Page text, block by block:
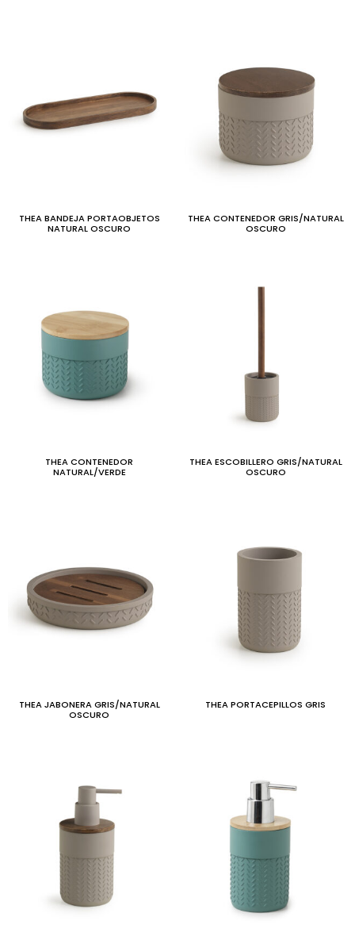
THEA BANDEJA PORTAOBJETOS
NATURAL OSCURO
THEA CONTENEDOR GRIS/NATURAL
OSCURO
THEA CONTENEDOR
NATURAL/VERDE
THEA ESCOBILLERO GRIS/NATURAL
OSCURO
THEA JABONERA GRIS/NATURAL
OSCURO
THEA PORTACEPILLOS GRIS